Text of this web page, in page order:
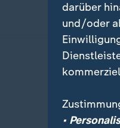
darüber
und/oder
•